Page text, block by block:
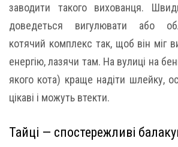
заводити такого вихованця.
доведеться вигулювати або
котячий комплекс так, щоб він міг
енергію, лазячи там. На вулиці на
якого кота) краще надіти шлейку,
цікаві і можуть втекти.
Тайці — спостережливі